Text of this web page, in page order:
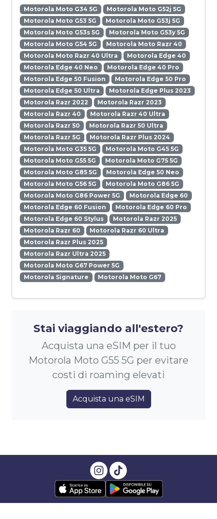
Motorola Moto G34 5G
Motorola Moto G52j 5G
Motorola Moto G53 5G
Motorola Moto G53j 5G
Motorola Moto G53s 5G
Motorola Moto G53y 5G
Motorola Moto G54 5G
Motorola Moto Razr 40
Motorola Moto Razr 40 Ultra
Motorola Edge 40
Motorola Edge 40 Neo
Motorola Edge 40 Pro
Motorola Edge 50 Fusion
Motorola Edge 50 Pro
Motorola Edge 50 Ultra
Motorola Edge Plus 2023
Motorola Razr 2022
Motorola Razr 2023
Motorola Razr 40
Motorola Razr 40 Ultra
Motorola Razr 50
Motorola Razr 50 Ultra
Motorola Razr 5G
Motorola Razr Plus 2024
Motorola Moto G35 5G
Motorola Moto G45 5G
Motorola Moto G55 5G
Motorola Moto G75 5G
Motorola Moto G85 5G
Motorola Edge 50 Neo
Motorola Moto G56 5G
Motorola Moto G86 5G
Motorola Moto G86 Power 5G
Motorola Edge 60
Motorola Edge 60 Fusion
Motorola Edge 60 Pro
Motorola Edge 60 Stylus
Motorola Razr 2025
Motorola Razr 60
Motorola Razr 60 Ultra
Motorola Razr Plus 2025
Motorola Razr Ultra 2025
Motorola Moto G67 Power 5G
Motorola Signature
Motorola Moto G67
Stai viaggiando all'estero?
Acquista una eSIM per il tuo
Motorola Moto G55 5G per evitare
costi di roaming elevati
Acquista una eSIM